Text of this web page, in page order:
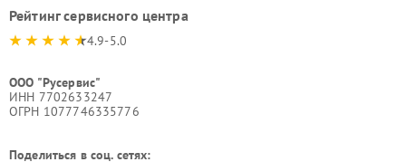
Рейтинг сервисного центра
4.9-5.0
ООО "Русервис"
ИНН 7702633247
ОГРН 1077746335776
Поделиться в соц. сетях: